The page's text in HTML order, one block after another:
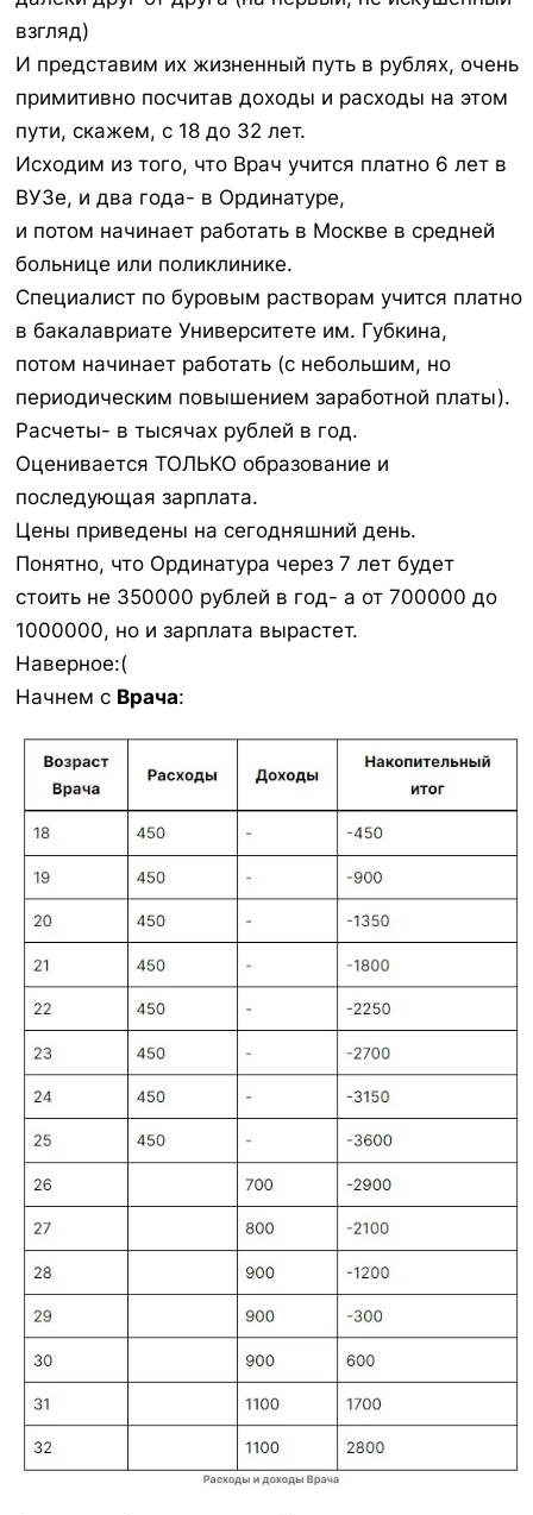
взгляд)
И представим их жизненный путь в рублях, очень
примитивно посчитав доходы и расходы на этом
пути, скажем, с 18 до 32 лет.
Исходим из того, что Врач учится платно 6 лет в
ВУЗе, и два года- в Ординатуре,
и потом начинает работать в Москве в средней
больнице или поликлинике.
Специалист по буровым растворам учится платно
в бакалавриате Университете им. Губкина,
потом начинает работать (с небольшим, но
периодическим повышением заработной платы).
Расчеты- в тысячах рублей в год.
Оценивается ТОЛЬКО образование и
последующая зарплата.
Цены приведены на сегодняшний день.
Понятно, что Ординатура через 7 лет будет
стоить не 350000 рублей в год- а от 700000 до
1000000, но и зарплата вырастет.
Наверное:(
Начнем с Врача: